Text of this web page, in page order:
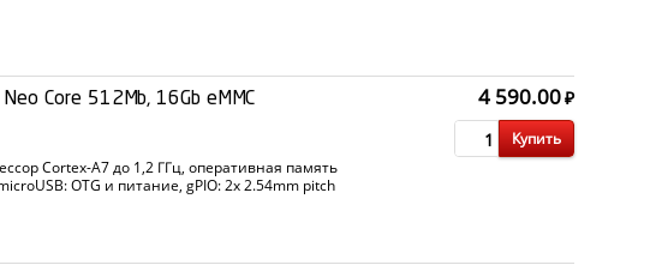
Core 512Mb, 16Gb eMMC
Cortex-A7 до 1,2 ГГц, оперативная память
OTG и питание, gPIO: 2x 2.54mm pitch
4 590.00₽
Купить